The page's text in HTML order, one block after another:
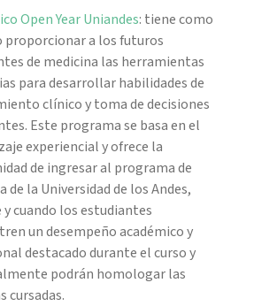
Open Year Uniandes: tiene como
a los futuros
de medicina las herramientas
para desarrollar habilidades de
clínico y toma de decisiones
Este programa se basa en el
experiencial y ofrece la
de ingresar al programa de
de la Universidad de los Andes,
cuando los estudiantes
un desempeño académico y
destacado durante el curso y
podrán homologar las
cursadas.